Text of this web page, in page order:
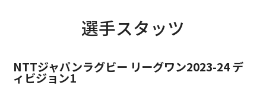
選手スタッツ
NTTジャパンラグビー リーグワン2023-24 デ
ィビジョン1